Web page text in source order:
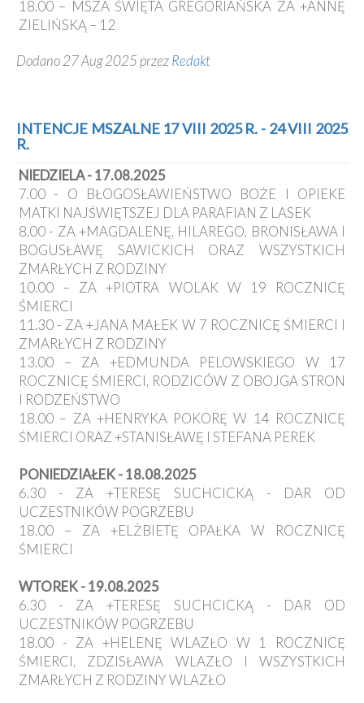
18.00 – MSZA ŚWIĘTA GREGORIAŃSKA ZA +ANNĘ
ZIELIŃSKĄ – 12
Dodano 27 Aug 2025 przezRedakt
INTENCJE MSZALNE 17 VIII 2025 R. - 24 VIII 2025
R.
NIEDZIELA - 17.08.2025
7.00 - O BŁOGOSŁAWIEŃSTWO BOŻE I OPIEKE
MATKI NAJŚWIĘTSZEJ DLA PARAFIAN Z LASEK
8.00 - ZA +MAGDALENĘ, HILAREGO, BRONISŁAWA I
BOGUSŁAWĘ SAWICKICH ORAZ WSZYSTKICH
ZMARŁYCH Z RODZINY
10.00 – ZA +PIOTRA WOLAK W 19 ROCZNICĘ
ŚMIERCI
11.30 - ZA +JANA MAŁEK W 7 ROCZNICĘ ŚMIERCI I
ZMARŁYCH Z RODZINY
13.00 – ZA +EDMUNDA PELOWSKIEGO W 17
ROCZNICĘ ŚMIERCI, RODZICÓW Z OBOJGA STRON
I RODZEŃSTWO
18.00 – ZA +HENRYKA POKORĘ W 14 ROCZNICĘ
ŚMIERCI ORAZ +STANISŁAWĘ I STEFANA PEREK
PONIEDZIAŁEK - 18.08.2025
6.30 - ZA +TERESĘ SUCHCICKĄ - DAR OD
UCZESTNIKÓW POGRZEBU
18.00 – ZA +ELŻBIETĘ OPAŁKA W ROCZNICĘ
ŚMIERCI
WTOREK - 19.08.2025
6.30 - ZA +TERESĘ SUCHCICKĄ - DAR OD
UCZESTNIKÓW POGRZEBU
18.00 - ZA +HELENĘ WLAZŁO W 1 ROCZNICĘ
ŚMIERCI, ZDZISŁAWA WLAZŁO I WSZYSTKICH
ZMARŁYCH Z RODZINY WLAZŁO